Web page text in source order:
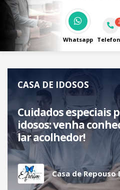
Whatsapp
2
CASA DE IDOSOS
Cuidados especiais
idosos: venha
lar acolhedor!
Casa de Repouso